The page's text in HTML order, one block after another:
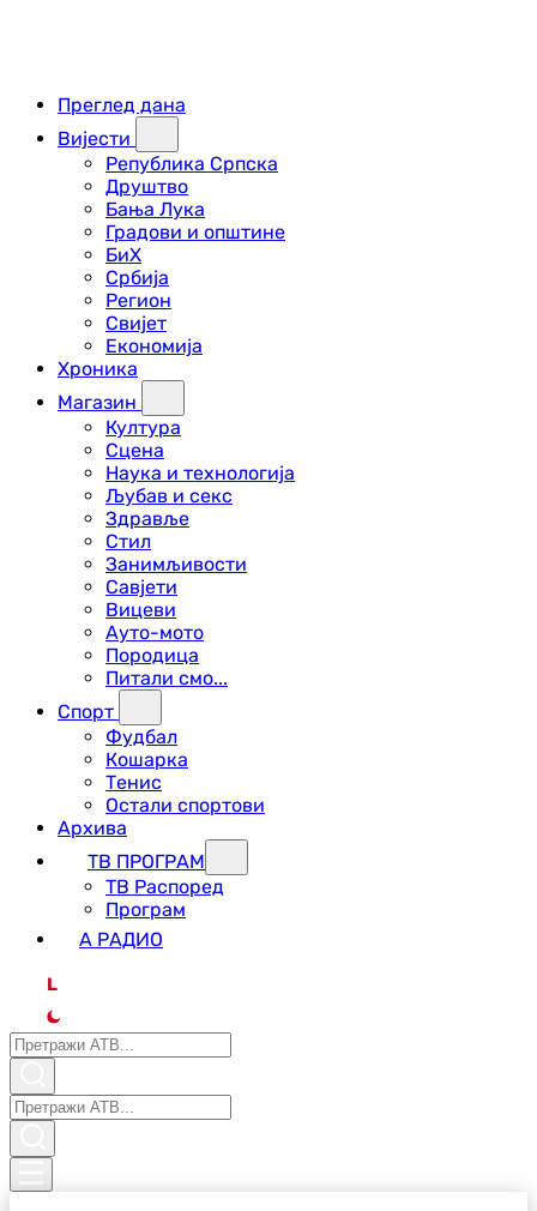
Преглед дана
Вијести
Република Српска
Друштво
Бања Лука
Градови и општине
БиХ
Србија
Регион
Свијет
Економија
Хроника
Магазин
Култура
Сцена
Наука и технологија
Љубав и секс
Здравље
Стил
Занимљивости
Савјети
Вицеви
Ауто-мото
Породица
Питали смо...
Спорт
Фудбал
Кошарка
Тенис
Остали спортови
Архива
ТВ ПРОГРАМ
ТВ Распоред
Програм
А РАДИО
L